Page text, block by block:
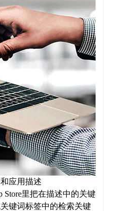
应用描述
里把在描述中的关键
键词标签中的检索关键